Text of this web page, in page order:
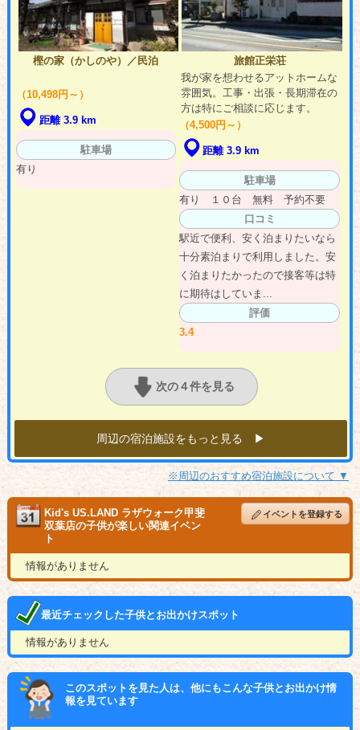
樫の家（かしのや）／民泊
（10,498円～）
距離 3.9 km
駐車場
有り
旅館正栄荘
我が家を想わせるアットホームな
雰囲気。工事・出張・長期滞在の
方は特にご相談に応じます。
（4,500円～）
距離 3.9 km
駐車場
有り １０台 無料 予約不要
口コミ
駅近で便利、安く泊まりたいなら
十分素泊まりで利用しました。安
く泊まりたかったので接客等は特
に期待はしていま...
評価
3.4
次の４件を見る
周辺の宿泊施設をもっと見る ▶︎
※周辺のおすすめ宿泊施設について ▼
Kid's US.LAND ラザウォーク甲斐
双葉店の子供が楽しい関連イベン
ト
イベントを登録する
情報がありません
最近チェックした子供とお出かけスポット
情報がありません
このスポットを見た人は、他にもこんな子供とお出かけ情
報を見ています